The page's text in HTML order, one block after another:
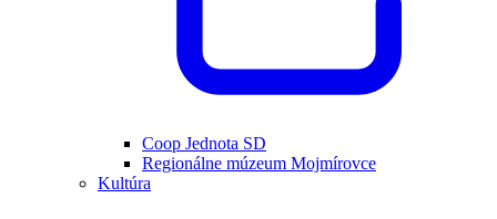
Coop Jednota SD
Regionálne múzeum Mojmírovce
Kultúra